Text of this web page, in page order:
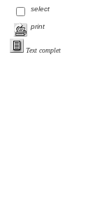
select
print
Text complet